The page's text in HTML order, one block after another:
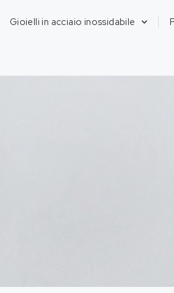
Gioielli in acciaio inossidabile